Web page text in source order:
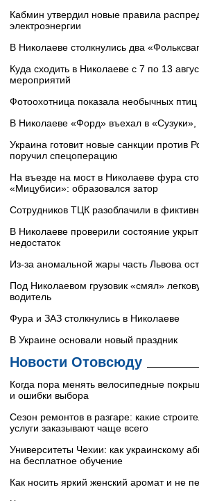
Кабмин утвердил новые правила
электроэнергии
В Николаеве столкнулись два
Куда сходить в Николаеве с 7 по 13
мероприятий
Фотоохотница показала необычных
В Николаеве «Форд» въехал в
Украина готовит новые санкции против
поручил спецоперацию
На въезде на мост в Николаеве фура
«Мицубиси»: образовался затор
Сотрудников ТЦК разоблачили в
В Николаеве проверили состояние
недостаток
Из-за аномальной жары часть Львова
Под Николаевом грузовик «смял»
водитель
Фура и ЗАЗ столкнулись в Николаеве
В Украине основали новый праздник
Новости Отовсюду
Когда пора менять велосипедные
и ошибки выбора
Сезон ремонтов в разгаре: какие
услуги заказывают чаще всего
Университеты Чехии: как украинскому
на бесплатное обучение
Как носить яркий женский аромат и не